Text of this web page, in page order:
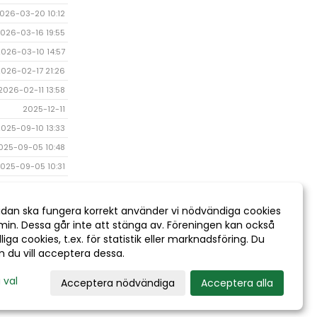
03-20 10:12
03-16 19:55
03-10 14:57
02-17 21:26
02-11 13:58
2025-12-11
09-10 13:33
09-05 10:48
09-05 10:31
06-04 08:42
2025-06-03
ska fungera korrekt använder vi nödvändiga cookies
Dessa går inte att stänga av. Föreningen kan också
cookies, t.ex. för statistik eller marknadsföring. Du
du vill acceptera dessa.
val
Acceptera nödvändiga Acceptera alla